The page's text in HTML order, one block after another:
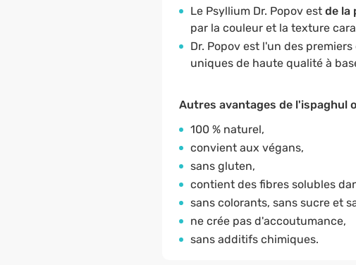
Le Psyllium Dr. Popov est de la
par la couleur et la texture
Dr. Popov est l'un des
uniques de haute qualité à
Autres avantages de l'ispaghul
100 % naturel,
convient aux végans,
sans gluten,
contient des fibres solubles
sans colorants, sans sucre et
ne crée pas d'accoutumance,
sans additifs chimiques.